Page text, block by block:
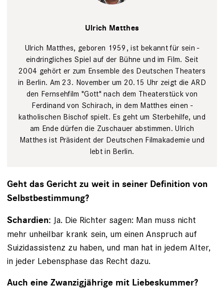
2018 Dirk von
von Nayhauß
Ulrich Matthes
Ulrich Matthes, geboren 1959, ist bekannt für sein ­
eindringliches Spiel auf der Bühne und im Film. Seit
2004 gehört er zum Ensemble des ­Deutschen Theaters
in Berlin. Am 23. November um 20.15 Uhr zeigt die ARD
den Fernsehfilm "Gott" nach dem Theaterstück von
Ferdinand von Schirach, in dem Matthes einen ­
katholischen Bischof spielt. Es geht um Sterbehilfe, und
am Ende dürfen die ­Zuschauer abstimmen. Ulrich
Matthes ist Präsident der Deutschen Film­akademie und
lebt in Berlin.
Geht das Gericht zu weit in seiner Definition von
Selbstbestimmung?
Schardien: Ja. Die Richter sagen: Man muss nicht
mehr unheilbar krank sein, um einen Anspruch auf
Suizid­assistenz zu haben, und man hat in jedem Alter,
in jeder Lebensphase das Recht dazu.
Auch eine Zwanzigjährige mit Liebeskummer?